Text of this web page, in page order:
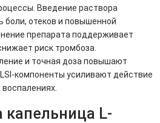
Введение раствора
отеков и повышенной
препарата поддерживает
риск тромбоза.
и точная доза повышают
компоненты усиливают действие
капельница L-